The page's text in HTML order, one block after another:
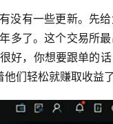
没有一些更新。先
多了。这个交易所
好，你想要跟单的
们轻松就赚取收益